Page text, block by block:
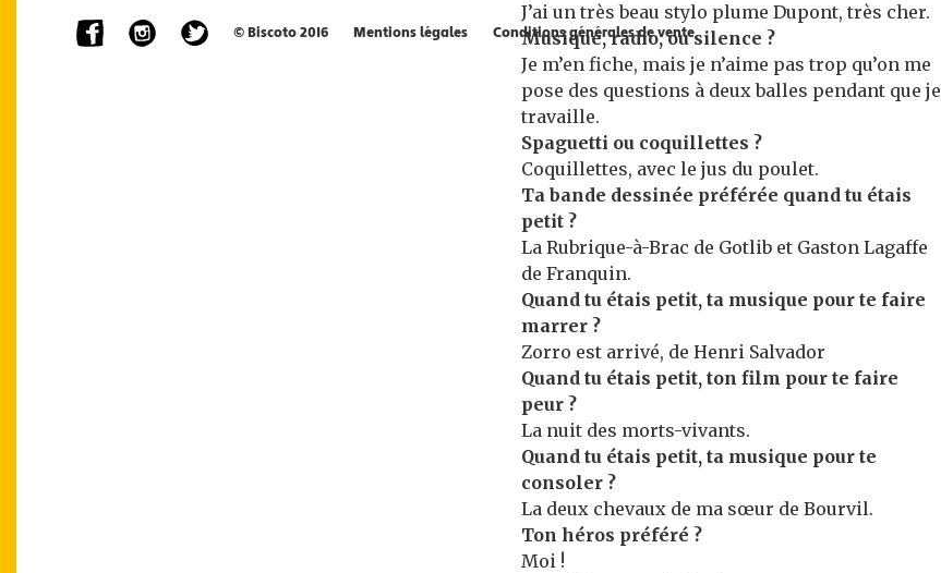
J’ai un très beau stylo plume Dupont, très cher.
Musique, radio, ou silence ?
Je m’en fiche, mais je n’aime pas trop qu’on me
pose des questions à deux balles pendant que je
travaille.
Spaguetti ou coquillettes ?
Coquillettes, avec le jus du poulet.
Ta bande dessinée préférée quand tu étais
petit ?
La Rubrique-à-Brac de Gotlib et Gaston Lagaffe
de Franquin.
Quand tu étais petit, ta musique pour te faire
marrer ?
Zorro est arrivé, de Henri Salvador
Quand tu étais petit, ton film pour te faire
peur ?
La nuit des morts-vivants.
Quand tu étais petit, ta musique pour te
consoler ?
La deux chevaux de ma sœur de Bourvil.
Ton héros préféré ?
Moi !
© Biscoto 2016 Mentions légales Conditions générales de vente